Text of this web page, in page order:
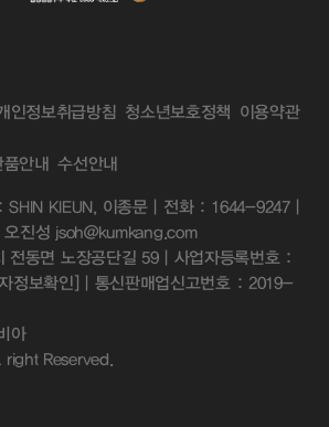
인정보취급방침 청소년보호정책 이용약관
품안내 수선안내
KIEUN, 이종문 | 전화 : 1644-9247 |
진성 jsoh@kumkang.com
전동면 노장공단길 59 | 사업자등록번호 :
정보확인] | 통신판매업신고번호 : 2019-
아
Reserved.